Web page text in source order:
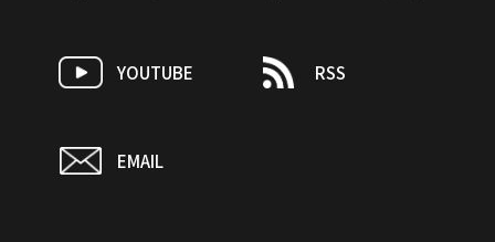
YOUTUBE RSS
EMAIL